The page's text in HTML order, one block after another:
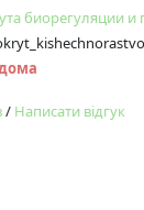
биорегуляции и
/ Написати відгук